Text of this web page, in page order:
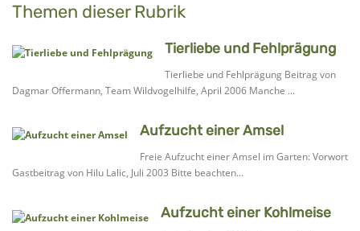
Themen dieser Rubrik
Tierliebe und Fehlprägung
Tierliebe und Fehlprägung Beitrag von
Dagmar Offermann, Team Wildvogelhilfe, April 2006 Manche ...
Aufzucht einer Amsel
Freie Aufzucht einer Amsel im Garten: Vorwort
Gastbeitrag von Hilu Lalic, Juli 2003 Bitte beachten...
Aufzucht einer Kohlmeise